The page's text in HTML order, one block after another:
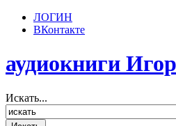
ЛОГИН
ВКонтакте
аудиокниги
Искать...